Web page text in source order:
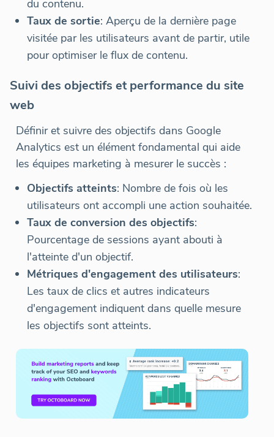
du contenu.
Taux de sortie: Aperçu de la dernière page
visitée par les utilisateurs avant de partir, utile
pour optimiser le flux de contenu.
Suivi des objectifs et performance du site
web
Définir et suivre des objectifs dans Google
Analytics est un élément fondamental qui aide
les équipes marketing à mesurer le succès :
Objectifs atteints: Nombre de fois où les
utilisateurs ont accompli une action souhaitée.
Taux de conversion des objectifs:
Pourcentage de sessions ayant abouti à
l'atteinte d'un objectif.
Métriques d'engagement des utilisateurs:
Les taux de clics et autres indicateurs
d'engagement indiquent dans quelle mesure
les objectifs sont atteints.